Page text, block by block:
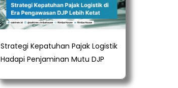
Strategi Kepatuhan Pajak Logistik
Hadapi Penjaminan Mutu DJP